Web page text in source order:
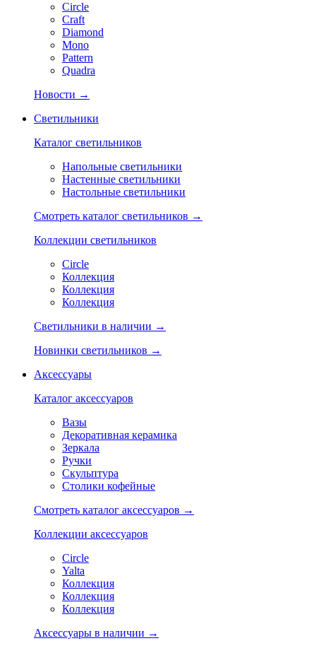
Circle
Craft
Diamond
Mono
Pattern
Quadra
Новости →
Светильники
Каталог светильников
Напольные светильники
Настенные светильники
Настольные светильники
Смотреть каталог светильников →
Коллекции светильников
Circle
Коллекция
Коллекция
Коллекция
Светильники в наличии →
Новинки светильников →
Аксессуары
Каталог аксессуаров
Вазы
Декоративная керамика
Зеркала
Ручки
Скульптура
Столики кофейные
Смотреть каталог аксессуаров →
Коллекции аксессуаров
Circle
Yalta
Коллекция
Коллекция
Коллекция
Аксессуары в наличии →